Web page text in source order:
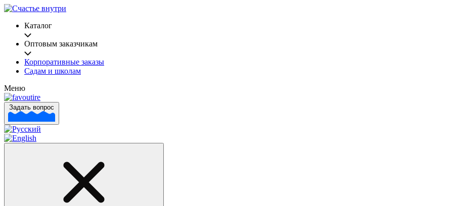
Каталог
Оптовым заказчикам
Корпоративные заказы
Садам и школам
Меню
Задать вопрос